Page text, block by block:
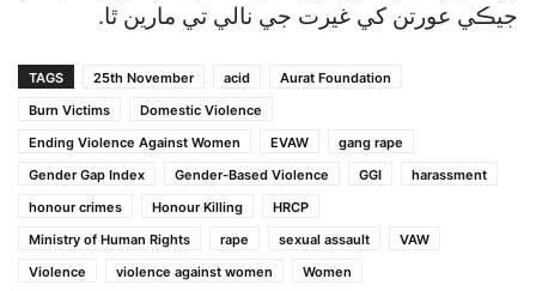
جيڪي عورتن کي غيرت جي نالي تي مارين ٿا.
TAGS 25th November acid
Aurat Foundation
Burn Victims
Domestic Violence
Ending Violence Against Women
EVAW
gang rape
Gender Gap Index
Gender-Based Violence GGI
harassment
honour crimes
Honour Killing
HRCP
Ministry of Human Rights
rape sexual assault
VAW
Violence
violence against women Women